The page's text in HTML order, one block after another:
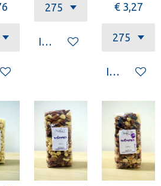
op de hoogte
In winkelwagen
€ 3,27
In